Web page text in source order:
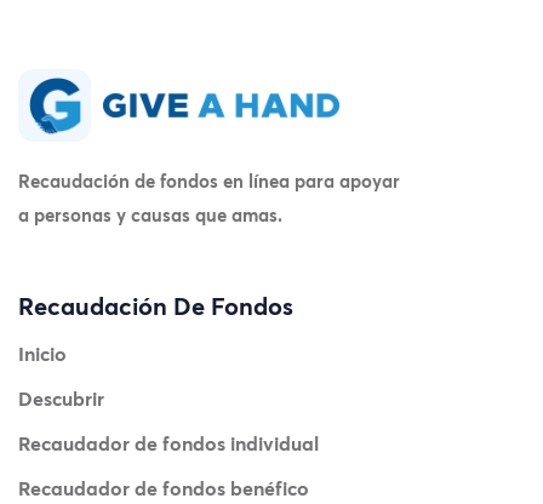
Recaudación de fondos en línea para apoyar
a personas y causas que amas.
Recaudación De Fondos
Inicio
Descubrir
Recaudador de fondos individual
Recaudador de fondos benéfico